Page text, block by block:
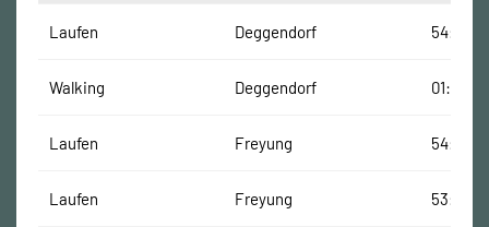
Laufen Deggendorf 54:18
Walking Deggendorf
Laufen Freyung 54:14
Laufen Freyung 53:57